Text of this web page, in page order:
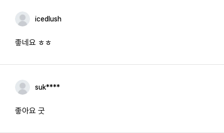
icedlush
좋네요 ㅎㅎ
suk****
좋아요 굿